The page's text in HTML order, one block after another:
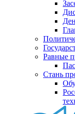
Равные
Стань